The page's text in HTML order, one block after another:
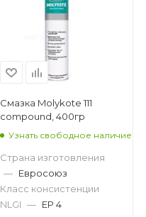
Смазка Molykote 111
compound, 400гр
Узнать свободное наличие
Страна изготовления
— Евросоюз
Класс консистенции
NLGI — EP 4